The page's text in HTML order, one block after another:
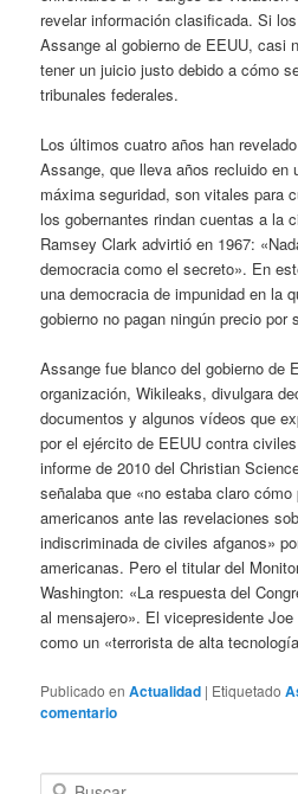
revelar información clasificada. Si
Assange al gobierno de EEUU, casi
tener un juicio justo debido a cómo
tribunales federales.
Los últimos cuatro años han
Assange, que lleva años recluido en
máxima seguridad, son vitales para
los gobernantes rindan cuentas a la
Ramsey Clark advirtió en 1967:
democracia como el secreto». En
una democracia de impunidad en la
gobierno no pagan ningún precio por
Assange fue blanco del gobierno de
organización, Wikileaks, divulgara
documentos y algunos vídeos que
por el ejército de EEUU contra
informe de 2010 del Christian
señalaba que «no estaba claro
americanos ante las revelaciones
indiscriminada de civiles afganos»
americanas. Pero el titular del
Washington: «La respuesta del
al mensajero». El vicepresidente
como un «terrorista de alta
Publicado en Actualidad | Etiquetado
comentario